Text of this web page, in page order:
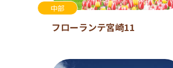
中部
フローランテ宮崎11